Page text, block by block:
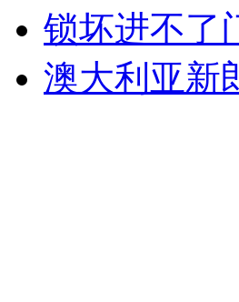
女孩北京地铁殴打老人 痛下狠
锁坏进不了
澳大利亚新